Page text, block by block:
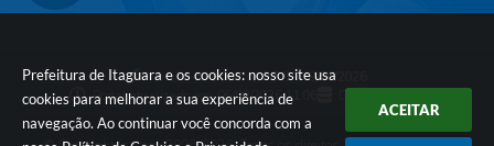
Prefeitura de Itaguara e os cookies: nosso site usa
cookies para melhorar a sua experiência de
navegação. Ao continuar você concorda com a
ACEITAR
Versão do Sistema:3.5.3 - 19/06/2026
Portal atualizado em:06/08/2026 11:06 Dados Abertos